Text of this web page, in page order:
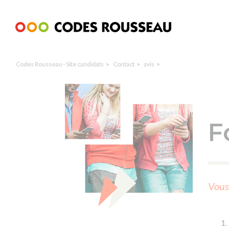
Codes Rousseau - Site candidats Contact avis